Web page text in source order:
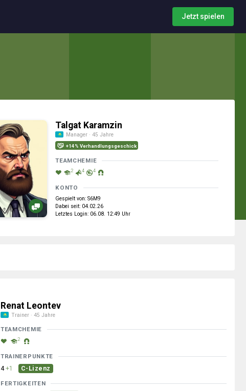
Jetzt spielen
Talgat Karamzin
Manager · 45 Jahre
+14% Verhandlungsgeschick
TEAMCHEMIE
2 4 4
KONTO
Gespielt von: S6M9
Dabei seit: 04.02.26
Letztes Login: 06.08. 12:49 Uhr
Renat Leontev
Trainer · 45 Jahre
TEAMCHEMIE
2
TRAINERPUNKTE
4 +1 C-Lizenz
FERTIGKEITEN